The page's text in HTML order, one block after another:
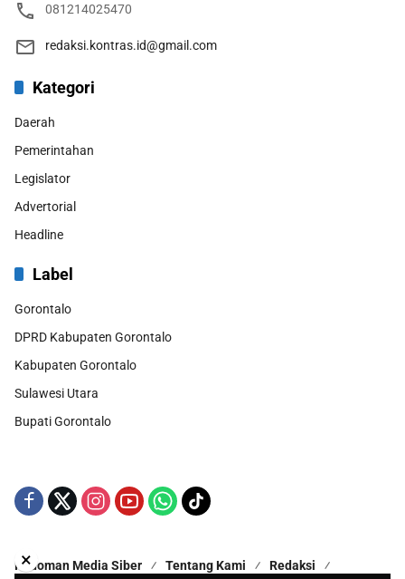
081214025470
redaksi.kontras.id@gmail.com
Kategori
Daerah
Pemerintahan
Legislator
Advertorial
Headline
Label
Gorontalo
DPRD Kabupaten Gorontalo
Kabupaten Gorontalo
Sulawesi Utara
Bupati Gorontalo
Pedoman Media Siber Tentang Kami Redaksi
×